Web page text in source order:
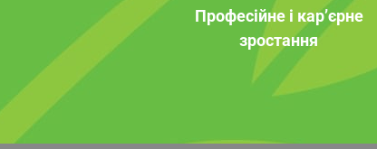
Професійне і кар’єрне
зростання